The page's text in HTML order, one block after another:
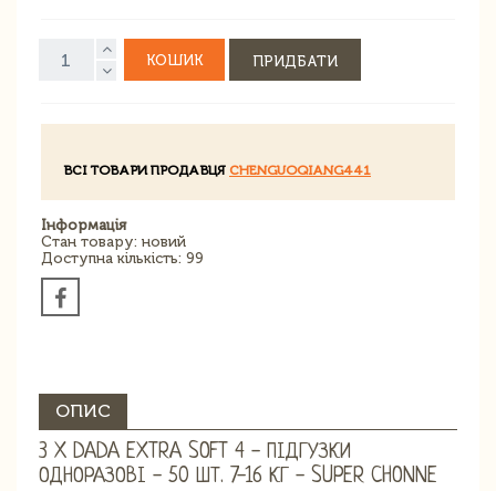
КОШИК ПРИДБАТИ
ВСІ ТОВАРИ ПРОДАВЦЯ CHENGUOQIANG441
Інформація
Стан товару: новий
Доступна кількість: 99
ОПИС
3 X DADA EXTRA SOFT 4 - ПІДГУЗКИ
ОДНОРАЗОВІ - 50 ШТ. 7-16 КГ - SUPER CHONNE